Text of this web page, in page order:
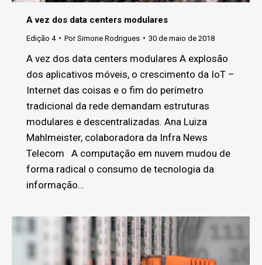
A vez dos data centers modulares
Edição 4 PorSimone Rodrigues 30 de maio de 2018
A vez dos data centers modulares A explosão
dos aplicativos móveis, o crescimento da IoT –
Internet das coisas e o fim do perímetro
tradicional da rede demandam estruturas
modulares e descentralizadas. Ana Luiza
Mahlmeister, colaboradora da Infra News
Telecom A computação em nuvem mudou de
forma radical o consumo de tecnologia da
informação…